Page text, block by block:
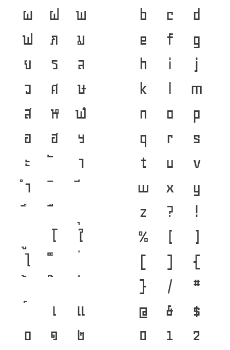
ผ
ฝ
พ
ฟ
ภ
ม
ย
ร
ล
ว
ศ
ษ
ส
ห
ฬ
อ
ฮ
ฯ
ะ
า
ำ
โ
ใ
ไ
เ
แ
๐
๑
๒
b
c
d
e
f
g
h
i
j
k
m
n
o
p
q
r
s
t
u
v
w
x
y
z
?
!
%
(
)
[
]
{
}
/
#
@
&
$
0
1
2